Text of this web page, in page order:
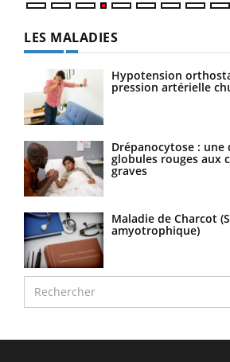
LES MALADIES
Hypotension
pression artérielle
Drépanocytose :
globules rouges aux
graves
Maladie de Charcot
amyotrophique)